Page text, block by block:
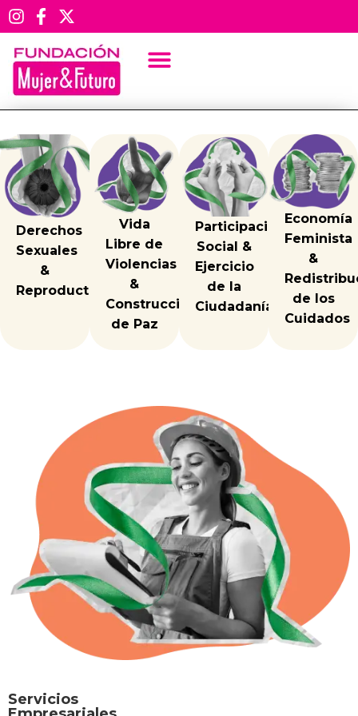
Derechos
Sexuales
&
Reproductivos
Vida
Libre de
Violencias
&
Construcción
de Paz
Participación
Social &
Ejercicio
de la
Ciudadanía
Economía
Feminista
&
de los
Cuidados
Servicios
NOTICIAS
CUIDAdanas: todo lo que hacen
por el país sin que nadie lo vea
Lo que revela un
ejercicio de medición
del tiempo, el cuidado y
la defensa ambiental
con mujeres del
Magdalena Medio,
Santander